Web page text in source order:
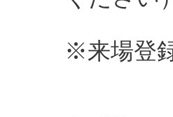
※来場登